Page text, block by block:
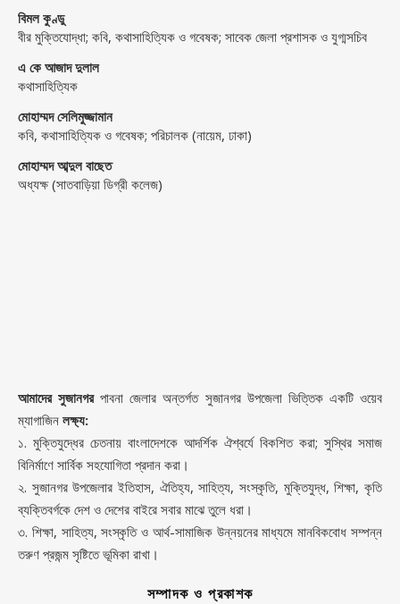
বিমল কুণ্ডু
বীর মুক্তিযোদ্ধা; কবি, কথাসাহিত্যিক ও গবেষক; সাবেক জেলা প্রশাসক ও যুগ্মসচিব
এ কে আজাদ দুলাল
কথাসাহিত্যিক
মোহাম্মদ সেলিমুজ্জামান
কবি, কথাসাহিত্যিক ও গবেষক; পরিচালক (নায়েম, ঢাকা)
মোহাম্মদ আব্দুল বাছেত
অধ্যক্ষ (সাতবাড়িয়া ডিগ্রী কলেজ)
আমাদের সুজানগরপাবনা জেলার অন্তর্গত সুজানগর উপজেলা ভিত্তিক একটি ওয়েব
ম্যাগাজিন লক্ষ্য:
১. মুক্তিযুদ্ধের চেতনায় বাংলাদেশকে আদর্শিক ঐশ্বর্যে বিকশিত করা; সুস্থির সমাজ
বিনির্মাণে সার্বিক সহযোগিতা প্রদান করা।
২. সুজানগর উপজেলার ইতিহাস, ঐতিহ্য, সাহিত্য, সংস্কৃতি, মুক্তিযুদ্ধ, শিক্ষা, কৃতি
ব্যক্তিবর্গকে দেশ ও দেশের বাইরে সবার মাঝে তুলে ধরা।
৩. শিক্ষা, সাহিত্য, সংস্কৃতি ও আর্থ-সামাজিক উন্নয়নের মাধ্যমে মানবিকবোধ সম্পন্ন
তরুণ প্রজন্ম সৃষ্টিতে ভূমিকা রাখা।
সম্পাদক ও প্রকাশক